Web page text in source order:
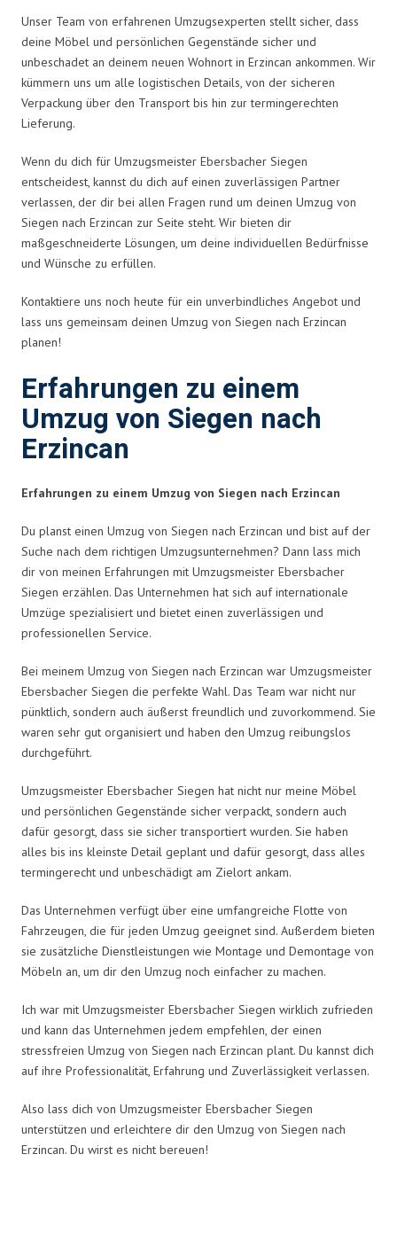
Unser Team von erfahrenen Umzugsexperten stellt sicher, dass
deine Möbel und persönlichen Gegenstände sicher und
unbeschadet an deinem neuen Wohnort in Erzincan ankommen. Wir
kümmern uns um alle logistischen Details, von der sicheren
Verpackung über den Transport bis hin zur termingerechten
Lieferung.
Wenn du dich für Umzugsmeister Ebersbacher Siegen
entscheidest, kannst du dich auf einen zuverlässigen Partner
verlassen, der dir bei allen Fragen rund um deinen Umzug von
Siegen nach Erzincan zur Seite steht. Wir bieten dir
maßgeschneiderte Lösungen, um deine individuellen Bedürfnisse
und Wünsche zu erfüllen.
Kontaktiere uns noch heute für ein unverbindliches Angebot und
lass uns gemeinsam deinen Umzug von Siegen nach Erzincan
planen!
Erfahrungen zu einem
Umzug von Siegen nach
Erzincan
Erfahrungen zu einem Umzug von Siegen nach Erzincan
Du planst einen Umzug von Siegen nach Erzincan und bist auf der
Suche nach dem richtigen Umzugsunternehmen? Dann lass mich
dir von meinen Erfahrungen mit Umzugsmeister Ebersbacher
Siegen erzählen. Das Unternehmen hat sich auf internationale
Umzüge spezialisiert und bietet einen zuverlässigen und
professionellen Service.
Bei meinem Umzug von Siegen nach Erzincan war Umzugsmeister
Ebersbacher Siegen die perfekte Wahl. Das Team war nicht nur
pünktlich, sondern auch äußerst freundlich und zuvorkommend. Sie
waren sehr gut organisiert und haben den Umzug reibungslos
durchgeführt.
Umzugsmeister Ebersbacher Siegen hat nicht nur meine Möbel
und persönlichen Gegenstände sicher verpackt, sondern auch
dafür gesorgt, dass sie sicher transportiert wurden. Sie haben
alles bis ins kleinste Detail geplant und dafür gesorgt, dass alles
termingerecht und unbeschädigt am Zielort ankam.
Das Unternehmen verfügt über eine umfangreiche Flotte von
Fahrzeugen, die für jeden Umzug geeignet sind. Außerdem bieten
sie zusätzliche Dienstleistungen wie Montage und Demontage von
Möbeln an, um dir den Umzug noch einfacher zu machen.
Ich war mit Umzugsmeister Ebersbacher Siegen wirklich zufrieden
und kann das Unternehmen jedem empfehlen, der einen
stressfreien Umzug von Siegen nach Erzincan plant. Du kannst dich
auf ihre Professionalität, Erfahrung und Zuverlässigkeit verlassen.
Also lass dich von Umzugsmeister Ebersbacher Siegen
unterstützen und erleichtere dir den Umzug von Siegen nach
Erzincan. Du wirst es nicht bereuen!